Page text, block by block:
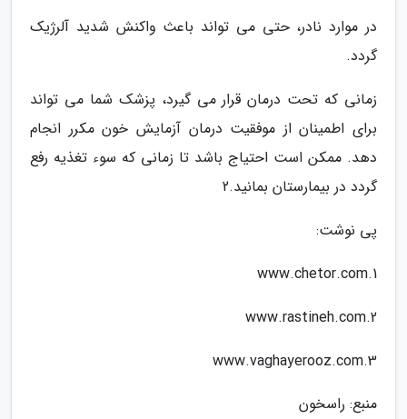
در موارد نادر، حتی می تواند باعث واکنش شدید آلرژیک
گردد.
زمانی که تحت درمان قرار می گیرد، پزشک شما می تواند
برای اطمینان از موفقیت درمان آزمایش خون مکرر انجام
دهد. ممکن است احتیاج باشد تا زمانی که سوء تغذیه رفع
گردد در بیمارستان بمانید.2
پی نوشت:
1.www.chetor.com
2.www.rastineh.com
3.www.vaghayerooz.com
منبع: راسخون